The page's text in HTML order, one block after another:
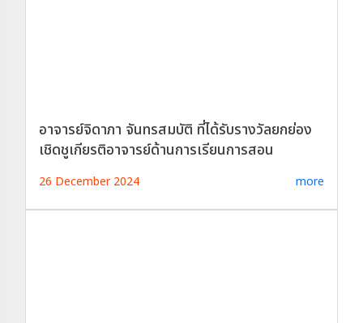
อาจารย์จิดาภา จันทรสมบัติ ที่ได้รับรางวัลยกย่อง
เชิดชูเกียรติอาจารย์ด้านการเรียนการสอน
26 December 2024 more